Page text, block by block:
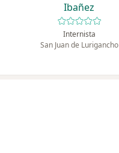
Ibañez
Internista
San Juan de Lurigancho